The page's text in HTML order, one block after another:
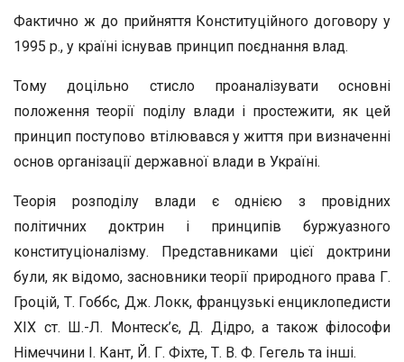
Фактично ж до прийняття Конституційного договору у
1995 р., у країні існував принцип поєднання влад.
Тому доцільно стисло проаналізувати основні
положення теорії поділу влади і простежити, як цей
принцип поступово втілювався у життя при визначенні
основ організації державної влади в Україні.
Теорія розподілу влади є однією з провідних
політичних доктрин і принципів буржуазного
конституціоналізму. Представниками цієї доктрини
були, як відомо, засновники теорії природного права Г.
Гроцій, Т. Гоббс, Дж. Локк, французькі енциклопедисти
XIX ст. Ш.-Л. Монтеск’є, Д. Дідро, а також філософи
Німеччини І. Кант, Й. Г. Фіхте, Т. В. Ф. Гегель та інші.